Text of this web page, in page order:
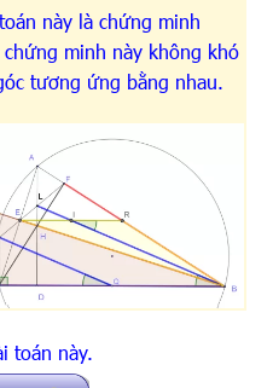
này là chứng minh
chứng minh này không khó
tương ứng bằng nhau.
toán này.